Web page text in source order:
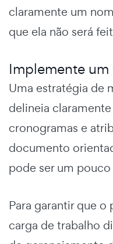
claramente um
que ela não será
Implemente um
Uma estratégia de
delineia
cronogramas e
documento
pode ser um
Para garantir que
carga de trabalho